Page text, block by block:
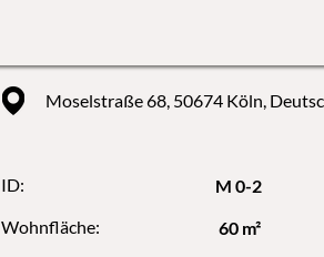
Moselstraße 68, 50674 Köln,
ID:
Wohnfläche:
M 0-2
60 m²